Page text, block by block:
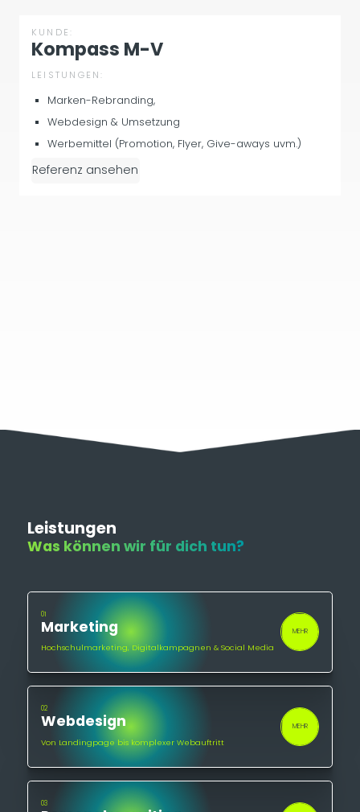
KUNDE:
Kompass M-V
LEISTUNGEN:
Marken-Rebranding,
Webdesign & Umsetzung
Werbemittel (Promotion, Flyer, Give-aways uvm.)
Referenz ansehen
Leistungen
Was können wir für dich tun?
01
Marketing
Hochschulmarketing, Digitalkampagnen & Social Media
MEHR
02
Webdesign
Von Landingpage bis komplexer Webauftritt
MEHR
03